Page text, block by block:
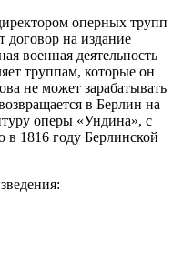
оперных трупп
договор на издание
военная деятельность
труппам, которые он
не может зарабатывать
в Берлин на
оперы «Ундина», с
1816 году Берлинской